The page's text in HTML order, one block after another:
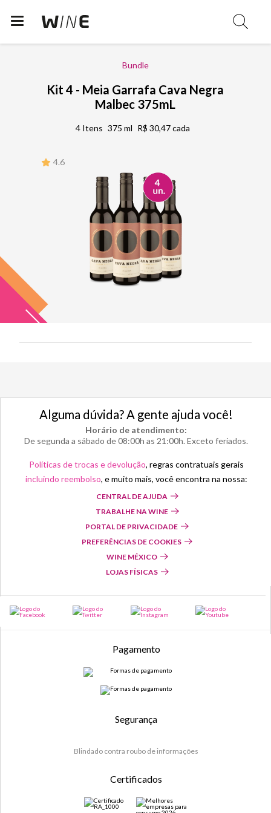
Bundle
Kit 4 - Meia Garrafa Cava Negra
Malbec 375mL
4 Itens 375 ml R$ 30,47 cada
4.6
Alguma dúvida? A gente ajuda você!
Horário de atendimento:
De segunda a sábado de 08:00h as 21:00h. Exceto feriados.
Políticas de trocas e devolução, regras contratuais gerais
incluindo reembolso, e muito mais, você encontra na nossa:
CENTRAL DE AJUDA
TRABALHE NA WINE
PORTAL DE PRIVACIDADE
PREFERÊNCIAS DE COOKIES
WINE MÉXICO
LOJAS FÍSICAS
Pagamento
Segurança
Blindado contra roubo de informações
Certificados